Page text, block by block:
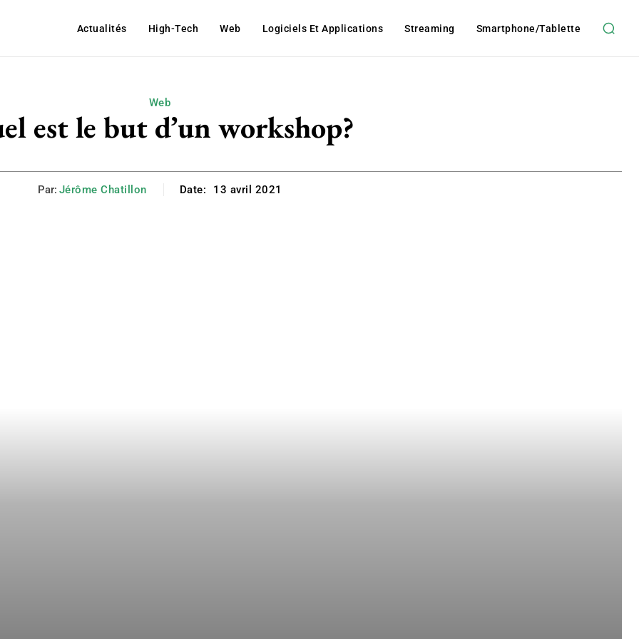
Actualités High-Tech Web Logiciels Et Applications Streaming Smartphone/tablette
Web
est le but d’un workshop?
Par: Jérôme Chatillon Date: 13 avril 2021